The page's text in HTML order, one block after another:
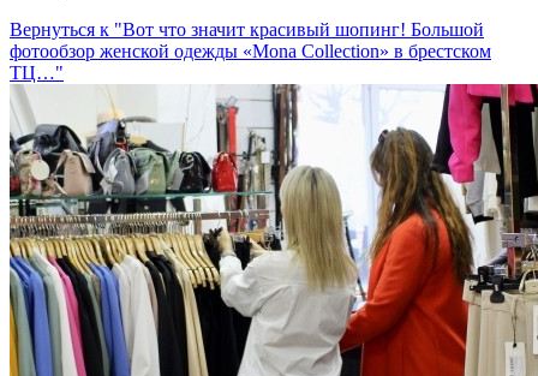
Вернуться к "Вот что значит красивый шопинг! Большой
фотообзор женской одежды «Mona Collection» в брестском
ТЦ…"